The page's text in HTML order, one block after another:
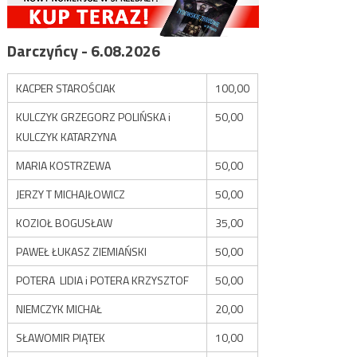
Darczyńcy - 6.08.2026
KACPER STAROŚCIAK
100,00
KULCZYK GRZEGORZ POLIŃSKA i
KULCZYK KATARZYNA
50,00
MARIA KOSTRZEWA
50,00
JERZY T MICHAJŁOWICZ
50,00
KOZIOŁ BOGUSŁAW
35,00
PAWEŁ ŁUKASZ ZIEMIAŃSKI
50,00
POTERA LIDIA i POTERA KRZYSZTOF
50,00
NIEMCZYK MICHAŁ
20,00
SŁAWOMIR PIĄTEK
10,00